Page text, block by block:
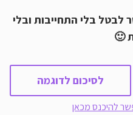
לבטל בלי התחייבות ובלי
🙂
לסיכום לדוגמה
להיכנס מכאן